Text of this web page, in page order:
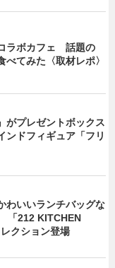
ラボカフェ 話題の
べてみた〈取材レポ〉
がプレゼントボックス
ドフィギュア「フリ
わいいランチバッグな
「212 KITCHEN
クション登場